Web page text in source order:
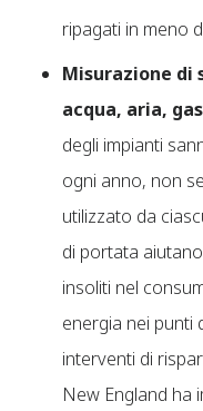
ripagati in meno
Misurazione
acqua, aria,
degli impianti
ogni anno, non
utilizzato da
di portata
insoliti nel
energia nei punti
interventi di
New England ha